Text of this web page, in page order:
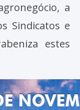
a
Sindicatos e
estes